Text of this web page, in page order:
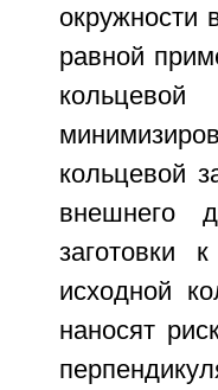
окружности
равной
кольцевой
внешнего
заготовки
исходной
наносят